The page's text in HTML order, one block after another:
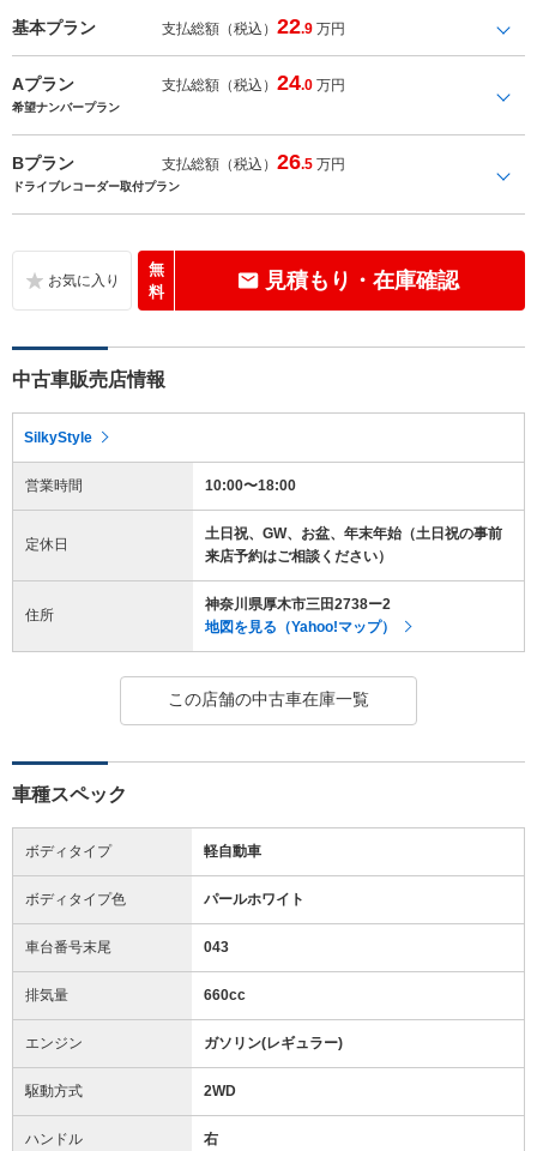
基本プラン 支払総額（税込）22.9 万円
Aプラン 支払総額（税込）24.0 万円
希望ナンバープラン
Bプラン 支払総額（税込）26.5 万円
ドライブレコーダー取付プラン
無
料
見積もり・在庫確認
中古車販売店情報
SilkyStyle
営業時間 10:00〜18:00
定休日
土日祝、GW、お盆、年末年始（土日祝の事前
来店予約はご相談ください）
住所
神奈川県厚木市三田2738ー2
地図を見る（Yahoo!マップ）
この店舗の中古車在庫一覧
車種スペック
ボディタイプ 軽自動車
ボディタイプ色 パールホワイト
車台番号末尾 043
排気量 660cc
エンジン ガソリン(レギュラー)
駆動方式 2WD
ハンドル 右